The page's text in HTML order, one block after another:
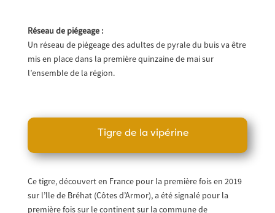
Réseau de piégeage :
Un réseau de piégeage des adultes de pyrale du buis va être
mis en place dans la première quinzaine de mai sur
l’ensemble de la région.
Tigre de la vipérine
Ce tigre, découvert en France pour la première fois en 2019
sur l’Ile de Bréhat (Côtes d’Armor), a été signalé pour la
première fois sur le continent sur la commune de